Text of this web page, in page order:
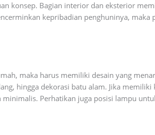
konsep. Bagian interior dan eksterior
kepribadian penghuninya,
maka harus memiliki desain yang
hingga dekorasi batu alam. Jika
Perhatikan juga posisi lampu